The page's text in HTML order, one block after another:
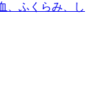
、ふくらみ、し